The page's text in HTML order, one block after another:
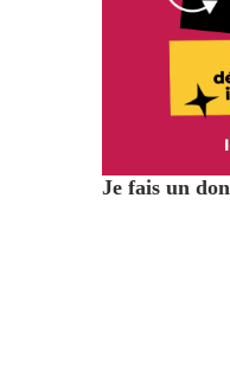
Je fais un don